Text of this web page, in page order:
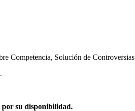
Competencia, Solución de Controversias
por su disponibilidad.